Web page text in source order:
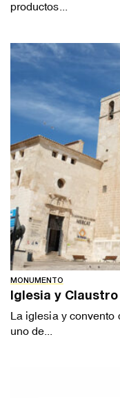
productos...
MONUMENTO
Iglesia y
La iglesia y convento
uno de...